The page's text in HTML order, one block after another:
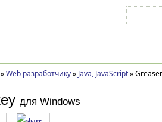
» Web разработчику » Java, JavaScript »
для Windows